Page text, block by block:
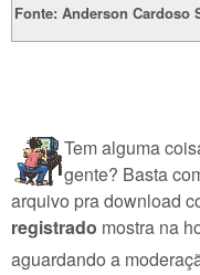
Fonte: Anderson Cardoso
Tem alguma
gente? Basta
arquivo pra download
registrado mostra na
aguardando a